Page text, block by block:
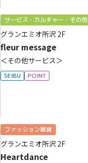
サービス・カルチャー・その他
グランエミオ所沢 2F
fleur message
＜その他サービス＞
SEIBU POINT
ファッション雑貨
グランエミオ所沢 2F
Heartdance